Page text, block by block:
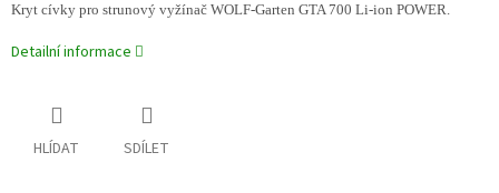
Kryt cívky pro strunový vyžínač WOLF-Garten GTA 700 Li-ion POWER.
Detailní informace
HLÍDAT SDÍLET